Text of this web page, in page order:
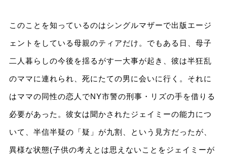
このことを知っているのはシングルマザーで出版エージ
ェントをしている母親のティアだけ。でもある日、母子
二人暮らしの今後を揺るがす一大事が起き、彼は半狂乱
のママに連れられ、死にたての男に会いに行く。それに
はママの同性の恋人でNY市警の刑事・リズの手を借りる
必要があった。彼女は聞かされたジェイミーの能力につ
いて、半信半疑の「疑」が九割、という見方だったが、
異様な状態(子供の考えとは思えないことをジェイミーが